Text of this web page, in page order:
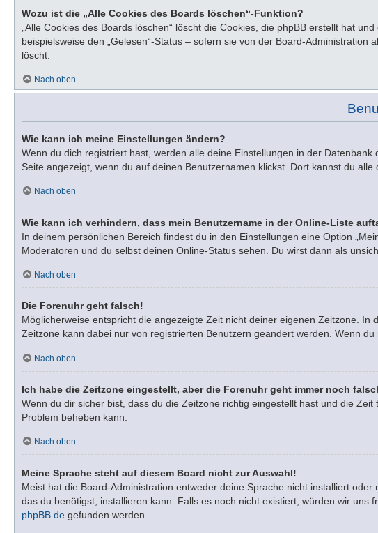
Wozu ist die „Alle Cookies des Boards löschen“-Funktion?
„Alle Cookies des Boards löschen“ löscht die Cookies, die phpBB erstellt hat
beispielsweise den „Gelesen“-Status – sofern sie von der Board-
löscht.
Nach oben
Wie kann ich meine Einstellungen ändern?
Wenn du dich registriert hast, werden alle deine Einstellungen in der
Seite angezeigt, wenn du auf deinen Benutzernamen klickst. Dort kannst du alle
Nach oben
Wie kann ich verhindern, dass mein Benutzername in der Online-Liste
In deinem persönlichen Bereich findest du in den Einstellungen eine Option
Moderatoren und du selbst deinen Online-Status sehen. Du wirst dann als
Nach oben
Die Forenuhr geht falsch!
Möglicherweise entspricht die angezeigte Zeit nicht deiner eigenen Zeitzone.
Zeitzone kann dabei nur von registrierten Benutzern geändert werden. Wenn
Nach oben
Ich habe die Zeitzone eingestellt, aber die Forenuhr geht immer noch
Wenn du dir sicher bist, dass du die Zeitzone richtig eingestellt hast und die
Problem beheben kann.
Nach oben
Meine Sprache steht auf diesem Board nicht zur Auswahl!
Meist hat die Board-Administration entweder deine Sprache nicht installiert
das du benötigst, installieren kann. Falls es noch nicht existiert, würden wir
phpBB.de gefunden werden.